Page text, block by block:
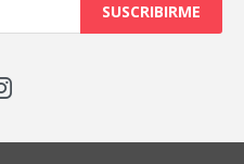
SUSCRIBIRME